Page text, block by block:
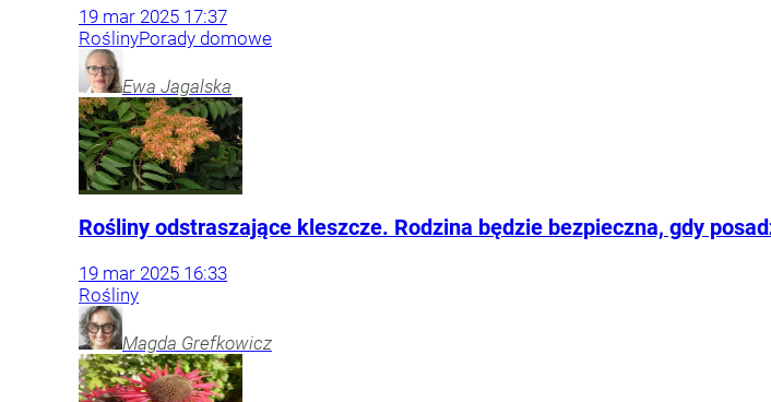
19 mar 2025 17:37
RoślinyPorady domowe
Ewa Jagalska
Rośliny odstraszające kleszcze. Rodzina będzie bezpieczna, gdy
19 mar 2025 16:33
Rośliny
Magda Grefkowicz